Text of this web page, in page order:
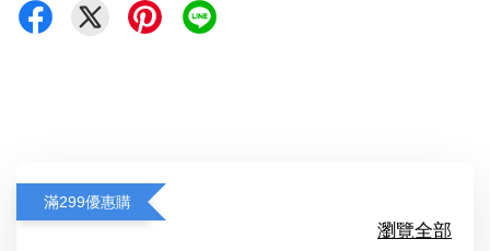
滿299優惠購
瀏覽全部